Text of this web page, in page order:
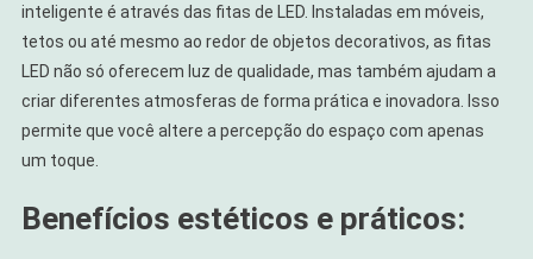
inteligente é através das fitas de LED. Instaladas em móveis,
tetos ou até mesmo ao redor de objetos decorativos, as fitas
LED não só oferecem luz de qualidade, mas também ajudam a
criar diferentes atmosferas de forma prática e inovadora. Isso
permite que você altere a percepção do espaço com apenas
um toque.
Benefícios estéticos e práticos: